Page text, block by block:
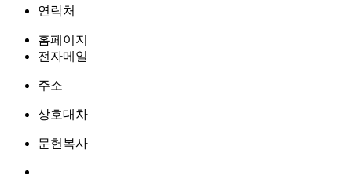
연락처
홈페이지
전자메일
주소
상호대차
문헌복사